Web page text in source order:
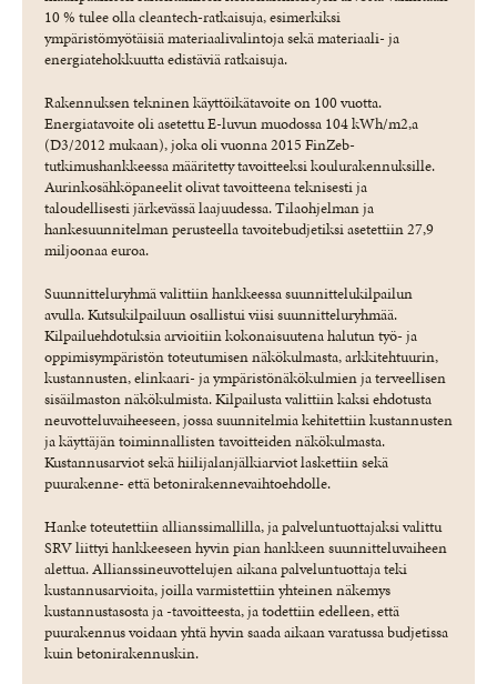
10 % tulee olla cleantech-ratkaisuja, esimerkiksi
ympäristömyötäisiä materiaalivalintoja sekä materiaali- ja
energiatehokkuutta edistäviä ratkaisuja.
Rakennuksen tekninen käyttöikätavoite on 100 vuotta.
Energiatavoite oli asetettu E-luvun muodossa 104 kWh/m2,a
(D3/2012 mukaan), joka oli vuonna 2015 FinZeb-
tutkimushankkeessa määritetty tavoitteeksi koulurakennuksille.
Aurinkosähköpaneelit olivat tavoitteena teknisesti ja
taloudellisesti järkevässä laajuudessa. Tilaohjelman ja
hankesuunnitelman perusteella tavoitebudjetiksi asetettiin 27,9
miljoonaa euroa.
Suunnitteluryhmä valittiin hankkeessa suunnittelukilpailun
avulla. Kutsukilpailuun osallistui viisi suunnitteluryhmää.
Kilpailuehdotuksia arvioitiin kokonaisuutena halutun työ- ja
oppimisympäristön toteutumisen näkökulmasta, arkkitehtuurin,
kustannusten, elinkaari- ja ympäristönäkökulmien ja terveellisen
sisäilmaston näkökulmista. Kilpailusta valittiin kaksi ehdotusta
neuvotteluvaiheeseen, jossa suunnitelmia kehitettiin kustannusten
ja käyttäjän toiminnallisten tavoitteiden näkökulmasta.
Kustannusarviot sekä hiilijalanjälkiarviot laskettiin sekä
puurakenne- että betonirakennevaihtoehdolle.
Hanke toteutettiin allianssimallilla, ja palveluntuottajaksi valittu
SRV liittyi hankkeeseen hyvin pian hankkeen suunnitteluvaiheen
alettua. Allianssineuvottelujen aikana palveluntuottaja teki
kustannusarvioita, joilla varmistettiin yhteinen näkemys
kustannustasosta ja -tavoitteesta, ja todettiin edelleen, että
puurakennus voidaan yhtä hyvin saada aikaan varatussa budjetissa
kuin betonirakennuskin.